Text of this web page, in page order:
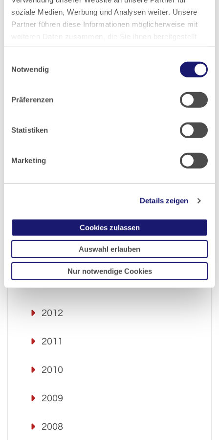
soziale Medien, Werbung und Analysen weiter. Unsere
Partner führen diese Informationen möglicherweise mit
weiteren Daten zusammen, die Sie ihnen bereitgestellt
haben oder die sie im Rahmen Ihrer Nutzung der Dienste
Notwendig
Präferenzen
Statistiken
Marketing
Details zeigen
Cookies zulassen
Auswahl erlauben
Nur notwendige Cookies
2022
2014
2012
2011
2010
2009
2008